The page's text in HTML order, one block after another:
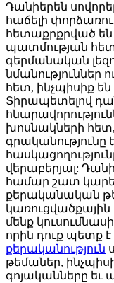
Դանիերեն
հաճելի
հետաքրքրված են
պատմության
գերմանական
նմանություններ
հետ, ինչպիսիք են
Տիրապետելով
խոսնակների հետ,
գրականությունը
վերաբերյալ:
համար շատ
քերականական
կառուցվածքային
մենք
որին դուք պետք
քերականություն
թեմաներ,
գոյականները եւ